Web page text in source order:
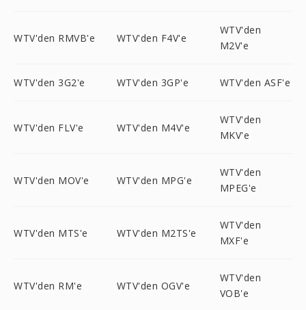
WTV'den RMVB'e WTV'den F4V'e
WTV'den
M2V'e
WTV'den 3G2'e WTV'den 3GP'e WTV'den ASF'e
WTV'den FLV'e WTV'den M4V'e
WTV'den
MKV'e
WTV'den MOV'e WTV'den MPG'e
WTV'den
MPEG'e
WTV'den MTS'e WTV'den M2TS'e
WTV'den
MXF'e
WTV'den RM'e WTV'den OGV'e
WTV'den
VOB'e